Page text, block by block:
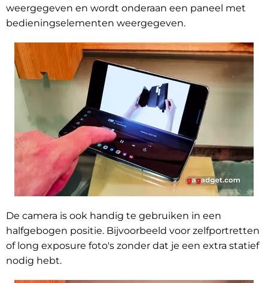
weergegeven en wordt onderaan een paneel met
bedieningselementen weergegeven.
De camera is ook handig te gebruiken in een
halfgebogen positie. Bijvoorbeeld voor zelfportretten
of long exposure foto's zonder dat je een extra statief
nodig hebt.